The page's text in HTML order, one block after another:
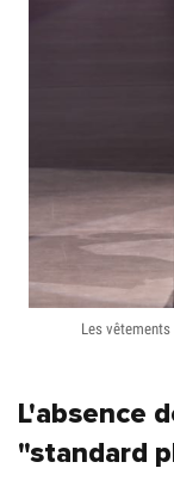
Les
L'absence
"standard